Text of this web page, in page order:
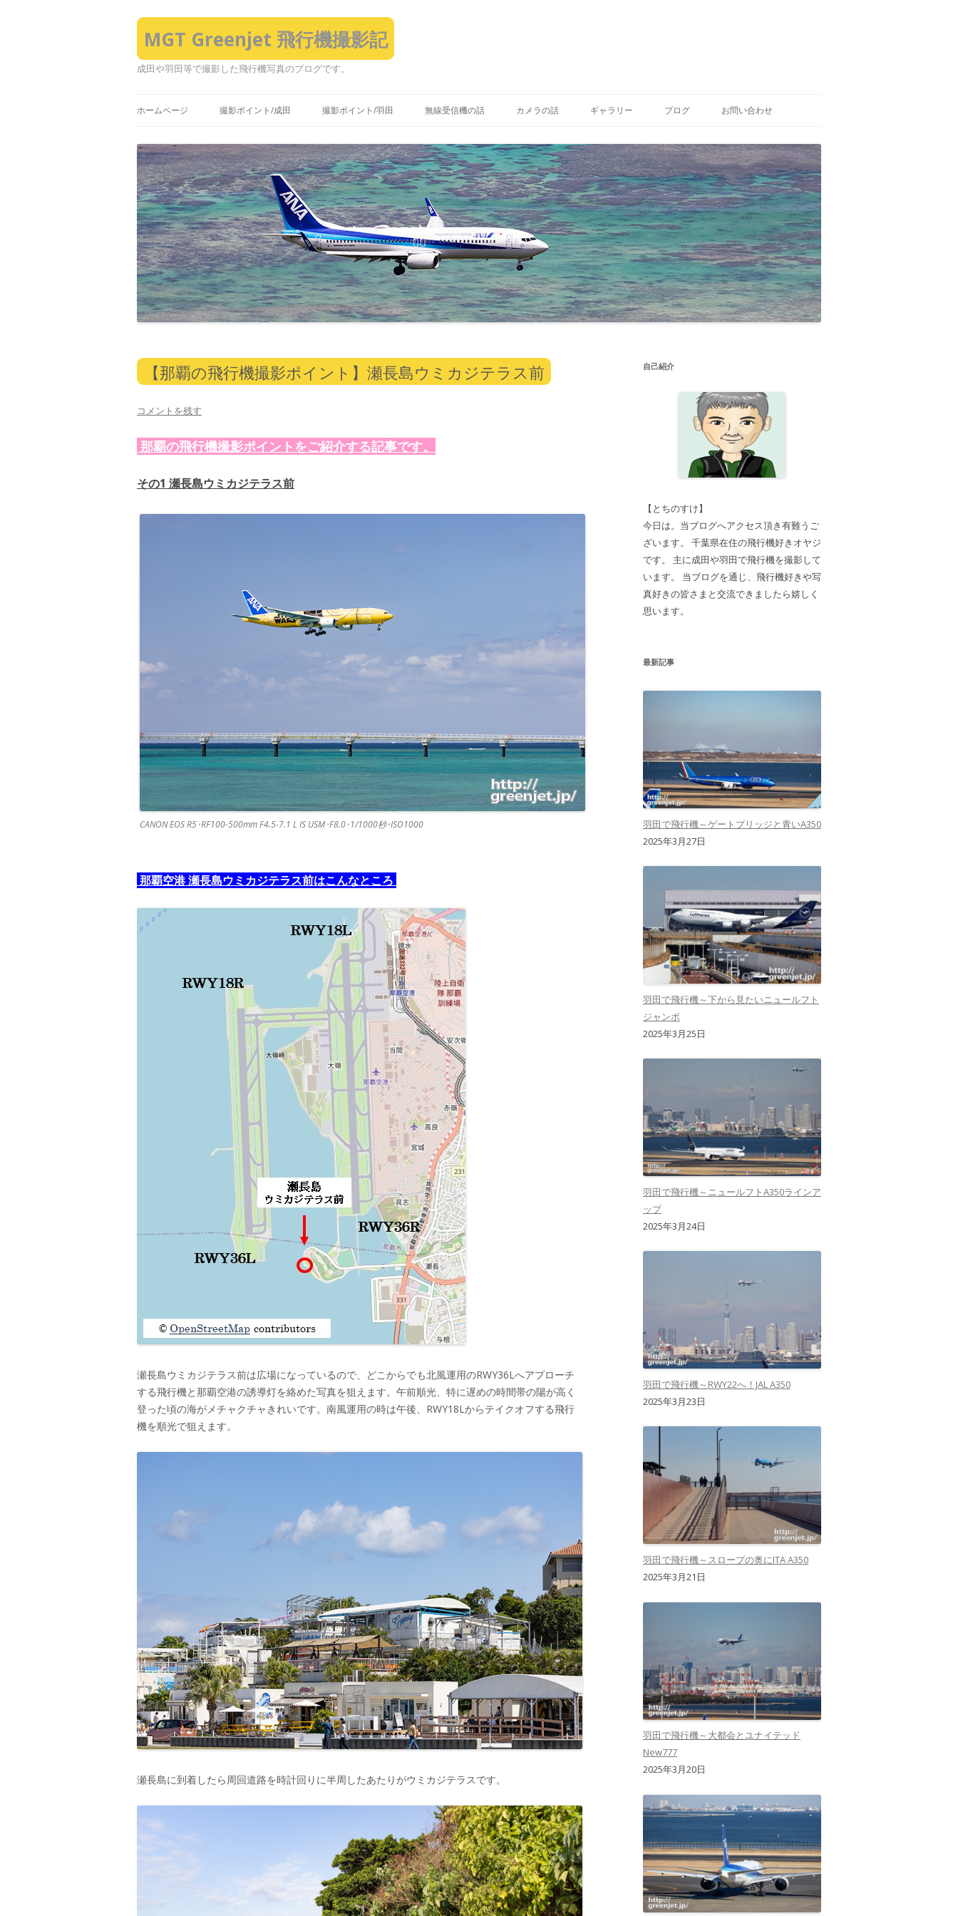
MGT Greenjet 飛行機撮影記
成田や羽田等で撮影した飛行機写真のブログです。
ン
テ
へ
ス
キ
ッ
プ
ホームページ 撮影ポイント/成田 撮影ポイント/羽田 無線受信機の話 カメラの話 ギャラリー ブログ お問い合わせ
【那覇の飛行機撮影ポイント】瀬長島ウミカジテラス前
コメントを残す
那覇の飛行機撮影ポイントをご紹介する記事です。
その1 瀬長島ウミカジテラス前
CANON EOS R5･RF100-500mm F4.5-7.1 L IS USM･F8.0･1/1000秒･ISO1000
那覇空港 瀬長島ウミカジテラス前はこんなところ
瀬長島ウミカジテラス前は広場になっているので、どこからでも北風運用のRWY36Lへアプローチ
する飛行機と那覇空港の誘導灯を絡めた写真を狙えます。午前順光、特に遅めの時間帯の陽が高く
登った頃の海がメチャクチャきれいです。南風運用の時は午後、RWY18Lからテイクオフする飛行
機を順光で狙えます。
瀬長島に到着したら周回道路を時計回りに半周したあたりがウミカジテラスです。
自己紹介
【とちのすけ】
今日は。当ブログへアクセス頂き有難うご
ざいます。 千葉県在住の飛行機好きオヤジ
です。 主に成田や羽田で飛行機を撮影して
います。 当ブログを通じ、飛行機好きや写
真好きの皆さまと交流できましたら嬉しく
思います。
最新記事
羽田で飛行機～ゲートブリッジと青いA350
2025年3月27日
羽田で飛行機～下から見たいニュールフト
ジャンボ
2025年3月25日
羽田で飛行機～ニュールフトA350ラインア
ップ
2025年3月24日
羽田で飛行機～RWY22へ！JAL A350
2025年3月23日
羽田で飛行機～スロープの奥にITA A350
2025年3月21日
羽田で飛行機～大都会とユナイテッド
New777
2025年3月20日